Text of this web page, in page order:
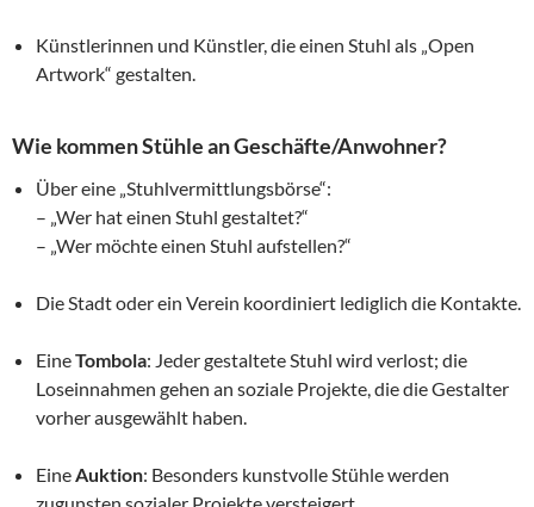
Künstlerinnen und Künstler, die einen Stuhl als „Open
Artwork“ gestalten.
Wie kommen Stühle an Geschäfte/Anwohner?
Über eine „Stuhlvermittlungsbörse“:
– „Wer hat einen Stuhl gestaltet?“
– „Wer möchte einen Stuhl aufstellen?“
Die Stadt oder ein Verein koordiniert lediglich die Kontakte.
EineTombola: Jeder gestaltete Stuhl wird verlost; die
Loseinnahmen gehen an soziale Projekte, die die Gestalter
vorher ausgewählt haben.
EineAuktion: Besonders kunstvolle Stühle werden